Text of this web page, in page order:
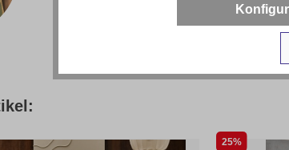
Servicezeiten: Mo-Fr.
25%